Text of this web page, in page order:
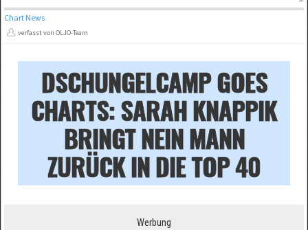
Chart News
verfasst von OLJO-Team
DSCHUNGELCAMP GOES
CHARTS: SARAH KNAPPIK
BRINGT NEIN MANN
ZURÜCK IN DIE TOP 40
Werbung